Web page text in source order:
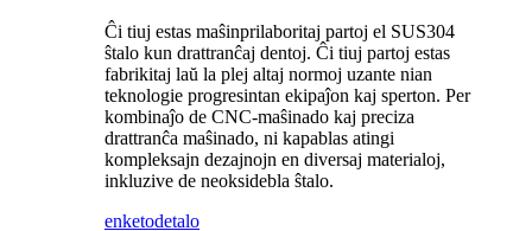
Ĉi tiuj estas maŝinprilaboritaj partoj el SUS304
ŝtalo kun drattranĉaj dentoj. Ĉi tiuj partoj estas
fabrikitaj laŭ la plej altaj normoj uzante nian
teknologie progresintan ekipaĵon kaj sperton. Per
kombinaĵo de CNC-maŝinado kaj preciza
drattranĉa maŝinado, ni kapablas atingi
kompleksajn dezajnojn en diversaj materialoj,
inkluzive de neoksidebla ŝtalo.
enketodetalo